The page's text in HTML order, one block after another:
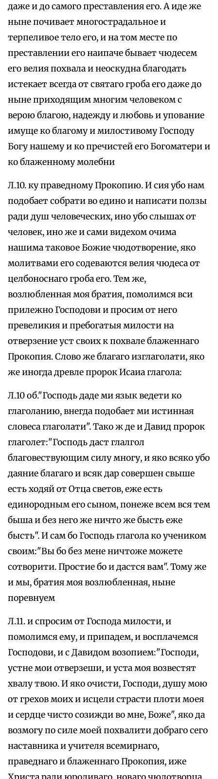
даже и до самого преставления его. А иде же
ныне почивает многострадальное и
терпеливое тело его, и на том месте по
преставлении его наипаче бывает чюдесем
его велия похвала и неоскудна благодать
истекает всегда от святаго гроба его даже до
ныне приходящим многим человеком с
верою благою, надежду и любовь и упование
имуще ко благому и милостивому Господу
Богу нашему и ко пречистей его Богоматери и
ко блаженному молебни
Л.10. ку праведному Прокопию. И сия убо нам
подобает собрати во едино и написати ползы
ради душ человеческих, ино убо слышах от
человек, ино же и сами видехом очима
нашима таковое Божие чюдотворение, яко
молитвами его содеваются велия чюдеса от
целбоноснаго гроба его. Тем же,
возлюбленная моя братия, помолимся вси
прилежно Господови и просим от него
превеликия и пребогатыя милости на
отверзение уст своих к похвале блаженнаго
Прокопия. Слово же благаго изглаголати, яко
же иногда древле пророк Исаиа глагола:
Л.10 об."Господь даде ми язык ведети ко
глаголанию, внегда подобает ми истинная
словеса глаголати". Тако ж де и Давид пророк
глаголет:"Господь даст глалгол
благовествующим силу многу, и яко всяко убо
даяние благаго и всяк дар совершен свыше
есть ходяй от Отца светов, еже есть
единородным его сыном, понеже всем вся тем
быша и без него же ничто же бысть еже
бысть". И сам бо Господь глагола ко учеником
своим:"Вы бо без мене ничтоже можете
сотворити. Простие бо и дастся вам". Тому же
и мы, братия моя возлюбленная, ныне
поревнуем
Л.11. и спросим от Господа милости, и
помолимся ему, и припадем, и восплачемся
Господови, и с Давидом возопием:"Господи,
устне мои отверзеши, и уста моя возвестят
хвалу твою. И яко очисти, Господи, душу мою
от грехов моих и исцели страсти плоти моея
и сердце чисто созижди во мне, Боже", яко да
возмогу по силе моей похвалити добраго сего
наставника и учителя всемирнаго,
праведнаго и блаженнаго Прокопия, иже